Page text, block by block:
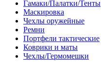
Гамаки/Палатки/Тенты
Маскировка
Чехлы оружейные
Ремни
Портфели тактические
Коврики и маты
Чехлы/Гермомешки